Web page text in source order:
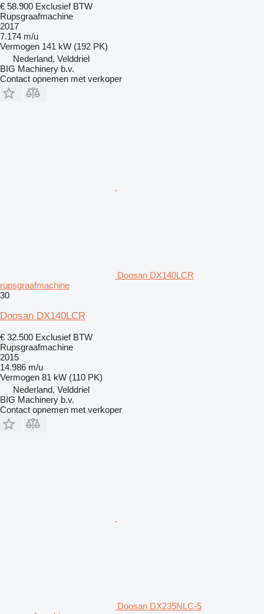
€ 58.900 Exclusief BTW
Rupsgraafmachine
2017
7.174 m/u
Vermogen 141 kW (192 PK)
Nederland, Velddriel
BIG Machinery b.v.
Contact opnemen met verkoper
Doosan DX140LCR
rupsgraafmachine
30
Doosan DX140LCR
€ 32.500 Exclusief BTW
Rupsgraafmachine
2015
14.986 m/u
Vermogen 81 kW (110 PK)
Nederland, Velddriel
BIG Machinery b.v.
Contact opnemen met verkoper
Doosan DX235NLC-5